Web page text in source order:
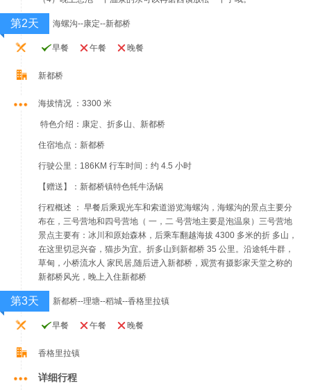
第2天 海螺沟--康定--新都桥
早餐 午餐 晚餐
新都桥
海拔情况 ：3300 米
特色介绍：康定、折多山、新都桥
住宿地点：新都桥
行驶公里：186KM 行车时间：约 4.5 小时
【赠送】：新都桥镇特色牦牛汤锅
行程概述 ： 早餐后乘观光车和索道游览海螺沟，海螺沟的景点主要分
布在，三号营地和四号营地（ 一，二 号营地主要是泡温泉）三号营地
景点主要有：冰川和原始森林，后乘车翻越海拔 4300 多米的折 多山，
在这里切忌兴奋，猫步为宜。折多山到新都桥 35 公里。沿途牦牛群，
草甸，小桥流水人 家民居,随后进入新都桥，观赏有摄影家天堂之称的
新都桥风光，晚上入住新都桥
第3天 新都桥--理塘--稻城--香格里拉镇
早餐 午餐 晚餐
香格里拉镇
详细行程